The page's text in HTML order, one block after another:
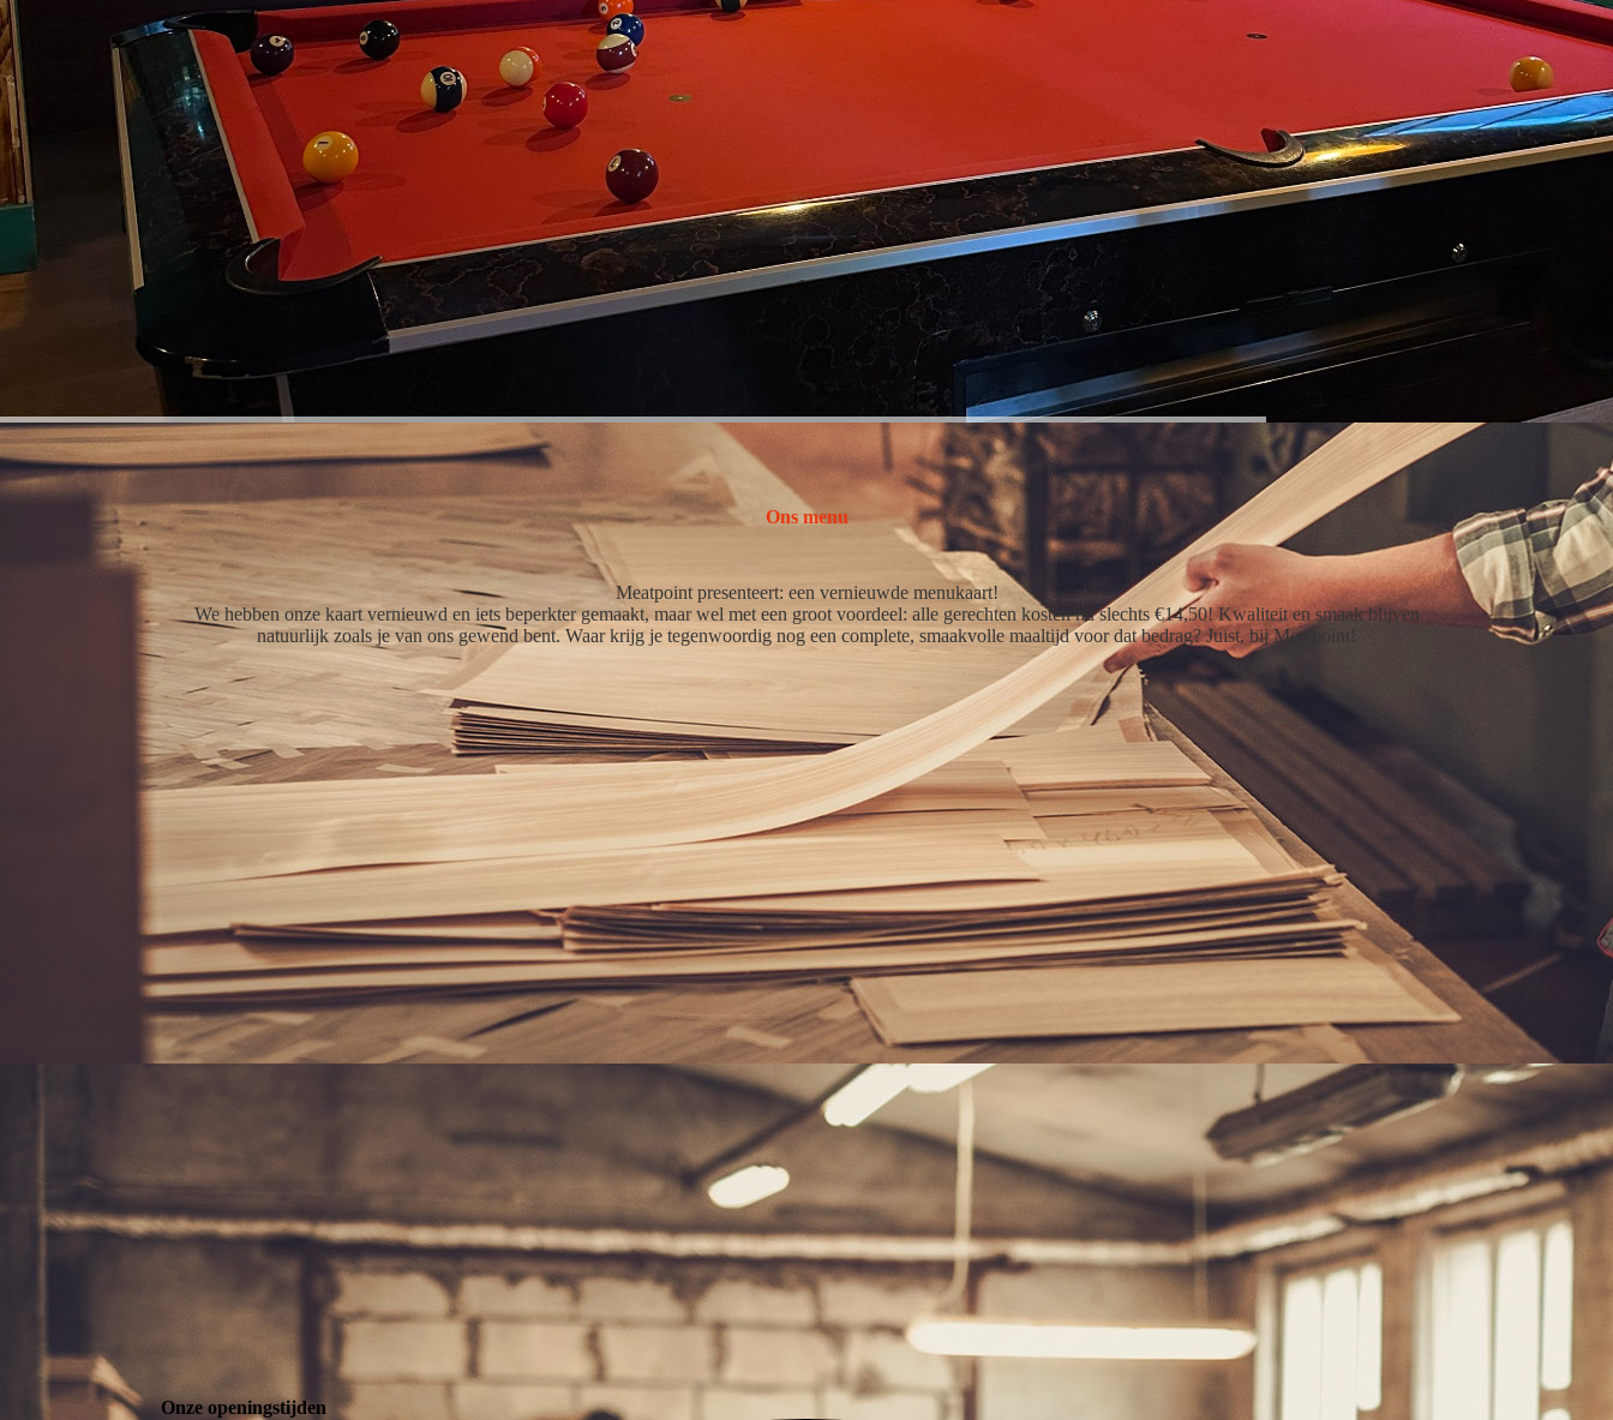
Ons menu
Meatpoint presenteert: een vernieuwde menukaart!
We hebben onze kaart vernieuwd en iets beperkter gemaakt, maar wel met een groot voordeel: alle gerechten kosten nu slechts €14,50! Kwaliteit en smaak blijven
natuurlijk zoals je van ons gewend bent. Waar krijg je tegenwoordig nog een complete, smaakvolle maaltijd voor dat bedrag? Juist, bij Meatpoint!
Onze openingstijden